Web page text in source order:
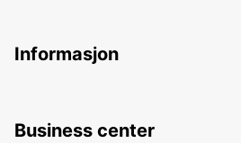
Informasjon
Business center